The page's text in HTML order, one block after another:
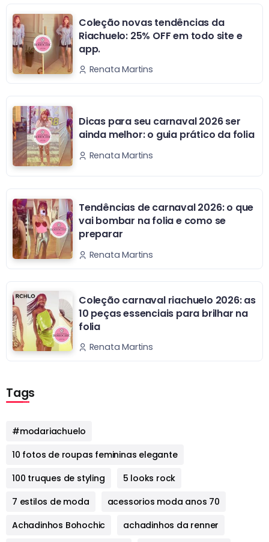
Coleção novas tendências da
Riachuelo: 25% OFF em todo site e
app.
Renata Martins
Dicas para seu carnaval 2026 ser
ainda melhor: o guia prático da folia
Renata Martins
Tendências de carnaval 2026: o que
vai bombar na folia e como se
preparar
Renata Martins
Coleção carnaval riachuelo 2026: as
10 peças essenciais para brilhar na
folia
Renata Martins
Tags
#modariachuelo
10 fotos de roupas femininas elegante
100 truques de styling
5 looks rock
7 estilos de moda
acessorios moda anos 70
Achadinhos Bohochic
achadinhos da renner